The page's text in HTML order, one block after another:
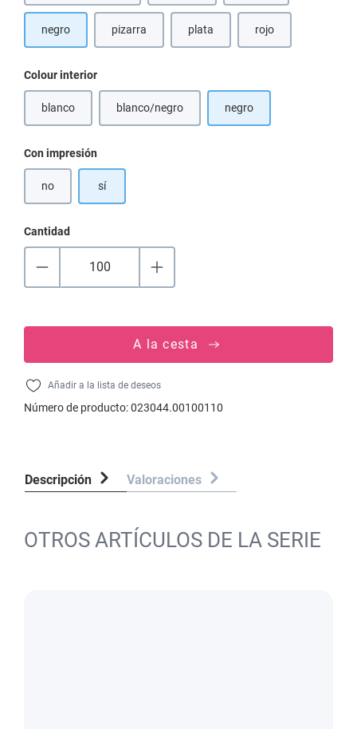
negro pizarra plata rojo
Seleccione
Colour interior
blanco(Esta opción no está disponible en este momento.)
blanco/negro
(Esta opción no está disponible en este
negro
Seleccione
Con impresión
no sí
Cantidad
A la cesta
Añadir a la lista de deseos
Número de producto:023044.00100110
Descripción Valoraciones
OTROS ARTÍCULOS DE LA SERIE